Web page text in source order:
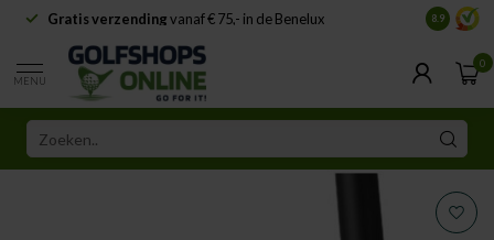
Gratis verzendingvanaf € 75,- in de Benelux 8.9
MENU
0